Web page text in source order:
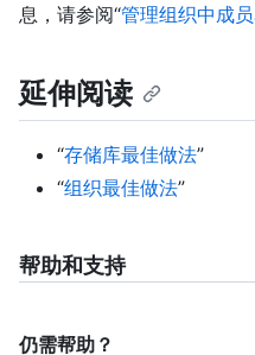
息，请参阅“管理组织中成
延伸阅读
“存储库最佳做法”
“组织最佳做法”
帮助和支持
仍需帮助？